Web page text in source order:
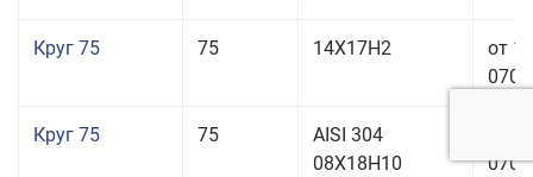
Круг 75 75 14Х17Н2
от
Круг 75 75
AISI 304
08Х18Н10